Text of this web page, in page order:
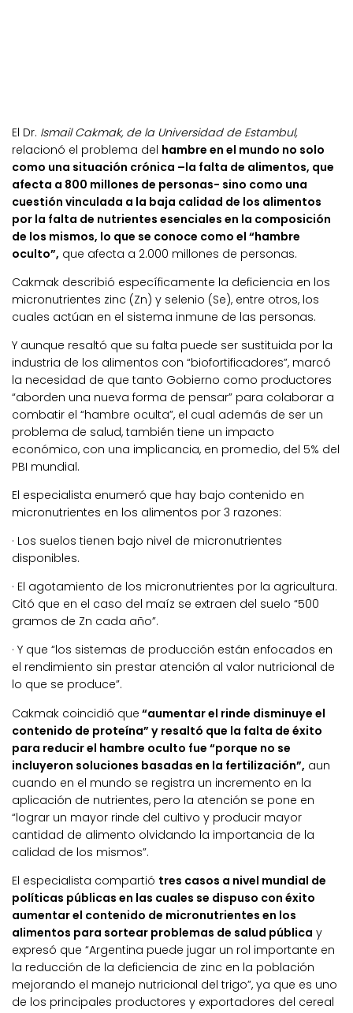
El Dr. Ismail Cakmak, de la Universidad de Estambul,
relacionó el problema del hambre en el mundo no solo
como una situación crónica –la falta de alimentos, que
afecta a 800 millones de personas- sino como una
cuestión vinculada a la baja calidad de los alimentos
por la falta de nutrientes esenciales en la composición
de los mismos, lo que se conoce como el “hambre
oculto”, que afecta a 2.000 millones de personas.
Cakmak describió específicamente la deficiencia en los
micronutrientes zinc (Zn) y selenio (Se), entre otros, los
cuales actúan en el sistema inmune de las personas.
Y aunque resaltó que su falta puede ser sustituida por la
industria de los alimentos con “biofortificadores”, marcó
la necesidad de que tanto Gobierno como productores
“aborden una nueva forma de pensar” para colaborar a
combatir el “hambre oculta”, el cual además de ser un
problema de salud, también tiene un impacto
económico, con una implicancia, en promedio, del 5% del
PBI mundial.
El especialista enumeró que hay bajo contenido en
micronutrientes en los alimentos por 3 razones:
· Los suelos tienen bajo nivel de micronutrientes
disponibles.
· El agotamiento de los micronutrientes por la agricultura.
Citó que en el caso del maíz se extraen del suelo “500
gramos de Zn cada año”.
· Y que “los sistemas de producción están enfocados en
el rendimiento sin prestar atención al valor nutricional de
lo que se produce”.
Cakmak coincidió que “aumentar el rinde disminuye el
contenido de proteína” y resaltó que la falta de éxito
para reducir el hambre oculto fue “porque no se
incluyeron soluciones basadas en la fertilización”, aun
cuando en el mundo se registra un incremento en la
aplicación de nutrientes, pero la atención se pone en
“lograr un mayor rinde del cultivo y producir mayor
cantidad de alimento olvidando la importancia de la
calidad de los mismos”.
El especialista compartió tres casos a nivel mundial de
políticas públicas en las cuales se dispuso con éxito
aumentar el contenido de micronutrientes en los
alimentos para sortear problemas de salud pública y
expresó que “Argentina puede jugar un rol importante en
la reducción de la deficiencia de zinc en la población
mejorando el manejo nutricional del trigo”, ya que es uno
de los principales productores y exportadores del cereal